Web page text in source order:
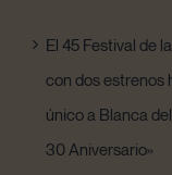
El 45 Festival de
con dos estrenos
único a Blanca
30 Aniversario»